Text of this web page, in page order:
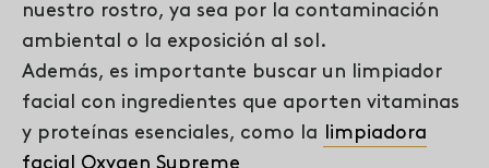
nuestro rostro, ya sea por la contaminación
ambiental o la exposición al sol.
Además, es importante buscar un limpiador
facial con ingredientes que aporten vitaminas
y proteínas esenciales, como la limpiadora